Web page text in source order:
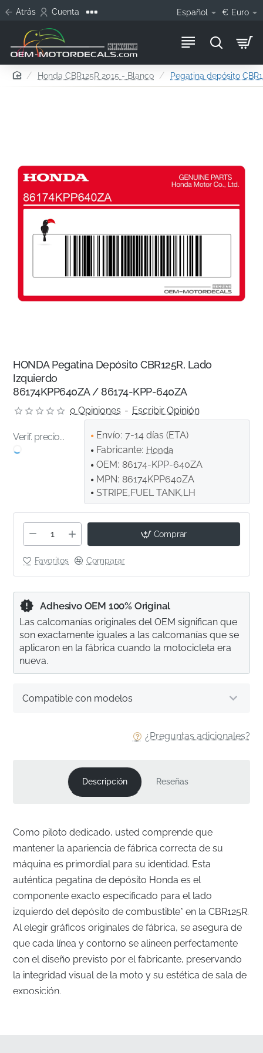
Atrás Cuenta Español € Euro
homeHonda CBR125R 2015 - Blanco Pegatina depósito
HONDA Pegatina Depósito CBR125R, Lado
Izquierdo
86174KPP640ZA / 86174-KPP-640ZA
0 Opiniones - Escribir Opinión
Verif. precio... Envío: 7-14 días (ETA)
Fabricante: Honda
OEM: 86174-KPP-640ZA
MPN: 86174KPP640ZA
STRIPE,FUEL TANK,LH
Comprar
Favoritos Comparar
¿Preguntas adicionales?
Compatible con modelos
Adhesivo OEM 100% Original
Las calcomanías originales del OEM significan que
son exactamente iguales a las calcomanías que se
aplicaron en la fábrica cuando la motocicleta era
nueva.
Descripción Reseñas
Como piloto dedicado, usted comprende que
mantener la apariencia de fábrica correcta de su
máquina es primordial para su identidad. Esta
auténtica pegatina de depósito Honda es el
componente exacto especificado para el lado
izquierdo del depósito de combustible* en la CBR125R.
Al elegir gráficos originales de fábrica, se asegura de
que cada línea y contorno se alineen perfectamente
con el diseño previsto por el fabricante, preservando
la integridad visual de la moto y su estética de sala de
exposición.